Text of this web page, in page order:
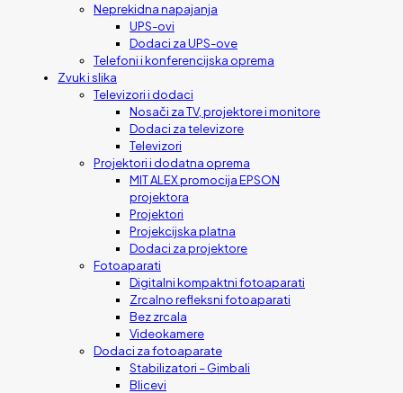
Neprekidna napajanja
UPS-ovi
Dodaci za UPS-ove
Telefoni i konferencijska oprema
Zvuk i slika
Televizori i dodaci
Nosači za TV, projektore i monitore
Dodaci za televizore
Televizori
Projektori i dodatna oprema
MIT ALEX promocija EPSON
projektora
Projektori
Projekcijska platna
Dodaci za projektore
Fotoaparati
Digitalni kompaktni fotoaparati
Zrcalno refleksni fotoaparati
Bez zrcala
Videokamere
Dodaci za fotoaparate
Stabilizatori – Gimbali
Blicevi